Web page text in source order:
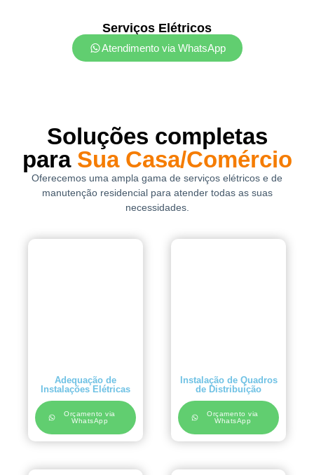
Serviços Elétricos
Atendimento via WhatsApp
Soluções completas
para Sua Casa/Comércio
Oferecemos uma ampla gama de serviços elétricos e de
manutenção residencial para atender todas as suas
necessidades.
Adequação de
Instalações Elétricas
Orçamento via
WhatsApp
Instalação de Quadros
de Distribuição
Orçamento via
WhatsApp